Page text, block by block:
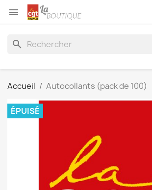

search
Accueil Autocollants (pack de 100)
ÉPUISÉ